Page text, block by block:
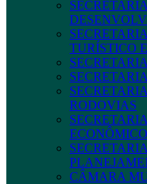
TURÍSTICO
RODOVIAS
CÂMARA